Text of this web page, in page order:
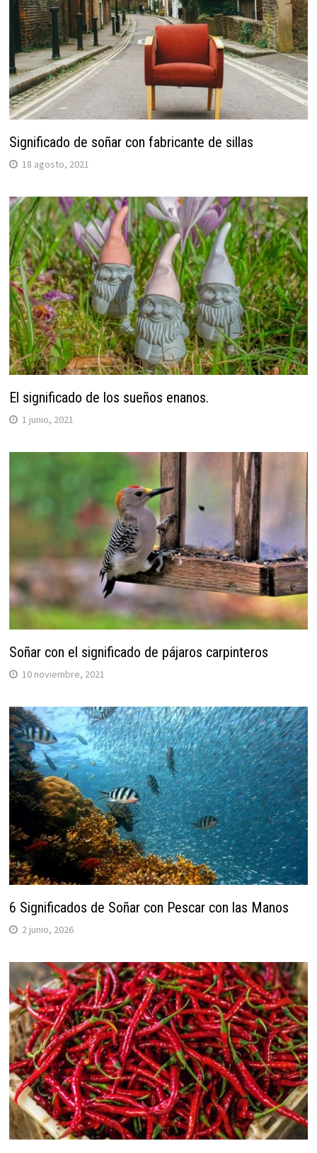
Significado de soñar con fabricante de sillas
18 agosto, 2021
El significado de los sueños enanos.
1 junio, 2021
Soñar con el significado de pájaros carpinteros
10 noviembre, 2021
6 Significados de Soñar con Pescar con las Manos
2 junio, 2026